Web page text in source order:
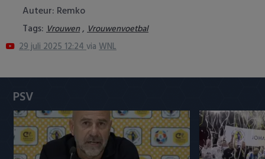
NAC Breda
PEC Zwolle
Roda JC
SC Heerenveen
Sparta
Auteur: Remko
Tags: Vrouwen, Vrouwenvoetbal
29 juli 2025 12:24via WNL
PSV